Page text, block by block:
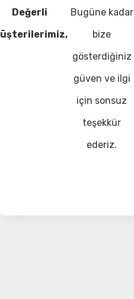
Değerli
Bugüne kadar
bize
gösterdiğiniz
güven ve ilgi
için sonsuz
teşekkür
ederiz.